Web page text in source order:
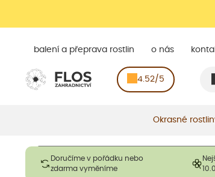
balení a přeprava rostlin o nás
4.52/5
Okrasné
Doručíme v pořádku nebo
zdarma vyměníme
Obrázky slouží pouze pro ilustrační účely a
opadavé rostliny dodávány v dormantním